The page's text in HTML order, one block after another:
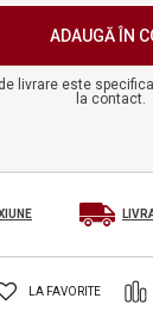
ADAUGĂ ÎN
livrare este
la contact.
LA FAVORITE